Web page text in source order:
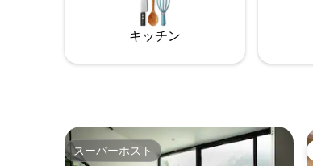
カス3.3キロ シンターメックス 2.9キロ マ
クロプラザ（Macroplaza）600メートル
パセオ・サンタ・ルシア 3.3キロ セブンイ
レブンコンビニエンスストア 100メート
ル
キッチン
スーパーホスト
スーパーホスト